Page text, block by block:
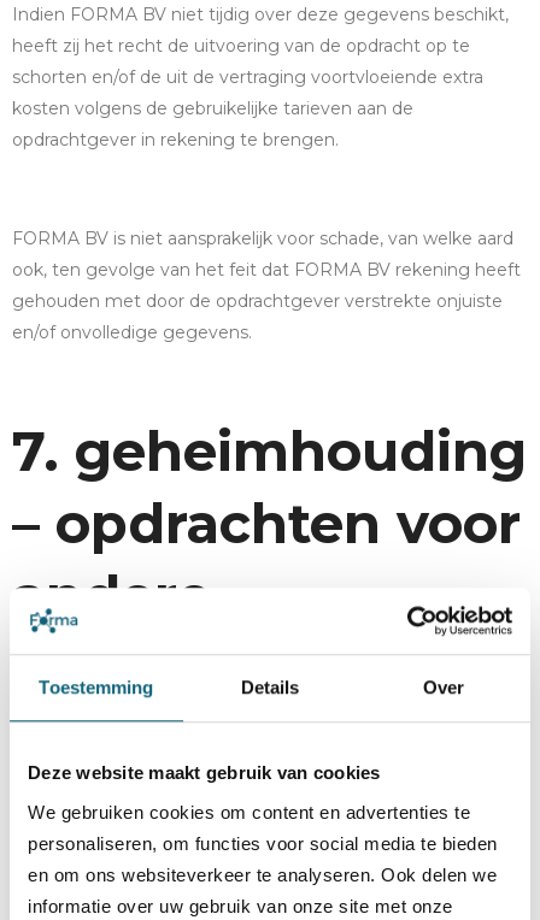
Toestemming Details Over
Deze website maakt gebruik van cookies
We gebruiken cookies om content en advertenties te
personaliseren, om functies voor social media te bieden
en om ons websiteverkeer te analyseren. Ook delen we
informatie over uw gebruik van onze site met onze
Indien FORMA BV niet tijdig over deze gegevens beschikt,
heeft zij het recht de uitvoering van de opdracht op te
schorten en/of de uit de vertraging voortvloeiende extra
kosten volgens de gebruikelijke tarieven aan de
opdrachtgever in rekening te brengen.
FORMA BV is niet aansprakelijk voor schade, van welke aard
ook, ten gevolge van het feit dat FORMA BV rekening heeft
gehouden met door de opdrachtgever verstrekte onjuiste
en/of onvolledige gegevens.
7. geheimhouding
– opdrachten voor
andere
opdrachtgevers
de opdracht vertrouwelijk behandelen en zal deze niet ter
kennis brengen van derden tenzij zij hiertoe wordt verplicht
ingevolge een wettelijke bepaling of rechterlijk bevel.